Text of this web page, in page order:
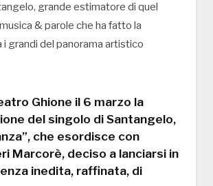
grande estimatore di quel
& parole che ha fatto la
grandi del panorama artistico
Ghione il 6 marzo la
del singolo di Santangelo,
che esordisce con
Marcorè, deciso a lanciarsi in
inedita, raffinata, di